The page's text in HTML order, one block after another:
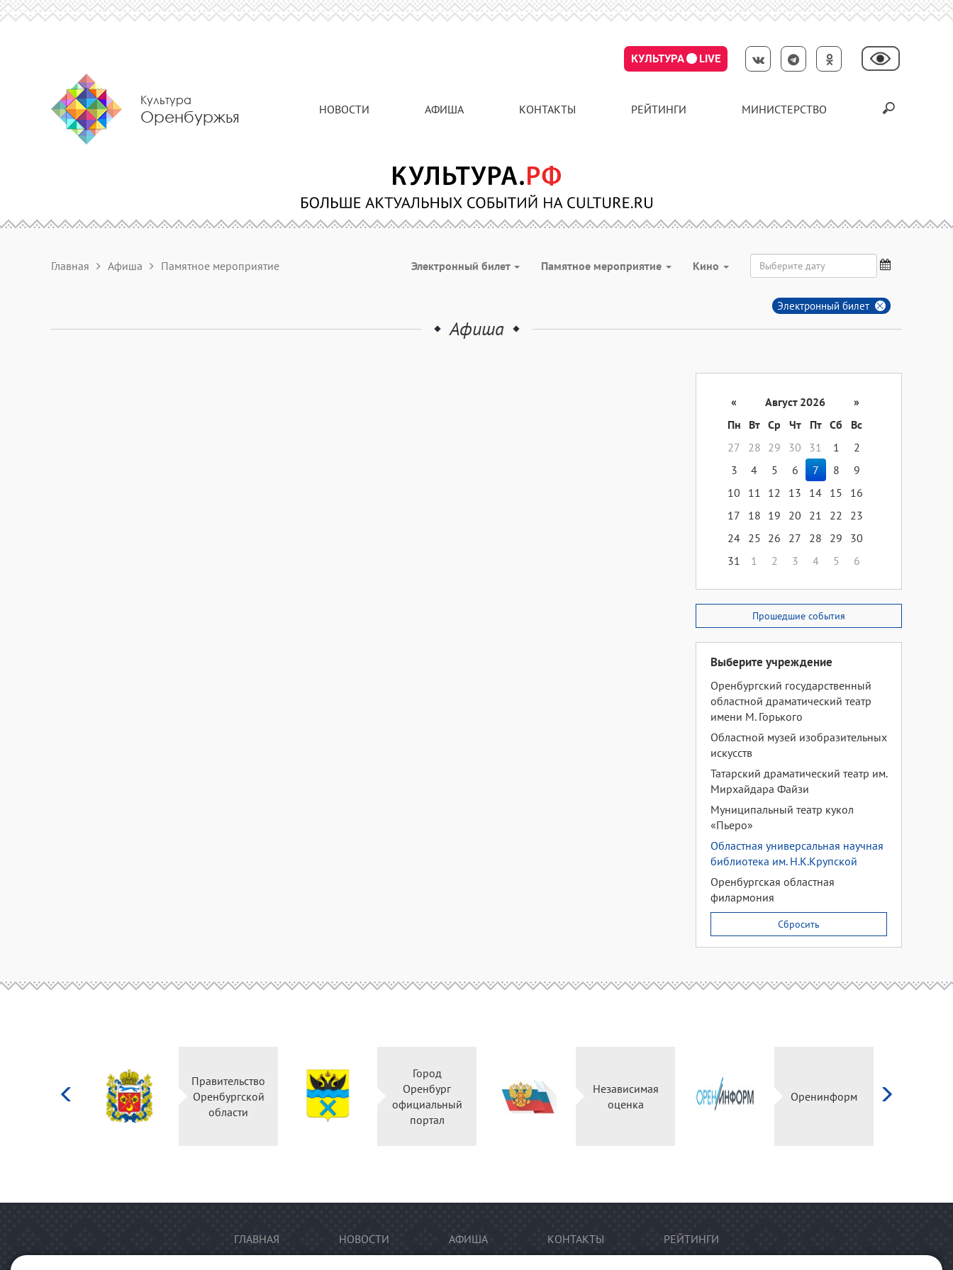
КУЛЬТУРА LIVE
Культура
Оренбуржья НОВОСТИ АФИША КОНТАКТЫ РЕЙТИНГИ МИНИСТЕРСТВО
Главная Афиша Памятное мероприятие Электронный билет Памятное мероприятие Кино
Электронный билет
Афиша
« Август 2026
»
Пн
Вт Ср Чт Пт Сб
Вс
27
28 29 30 31 1
2
3
4 5 6 7 8
9
10
11 12 13 14 15
16
17
18 19 20 21 22
23
24 25 26 27 28 29
30
31
1 2 3 4 5 6
Прошедшие события
Выберите учреждение
Оренбургский государственный
областной драматический театр
имени М. Горького
Областной музей изобразительных
искусств
Татарский драматический театр им.
Мирхайдара Файзи
Муниципальный театр кукол
«Пьеро»
Областная универсальная научная
библиотека им. Н.К.Крупской
Оренбургская областная
филармония
Сбросить
Правительство
Оренбургской
области
Город
Оренбург
официальный
портал
Независимая
оценка
Оренинформ
ГЛАВНАЯ НОВОСТИ АФИША КОНТАКТЫ РЕЙТИНГИ